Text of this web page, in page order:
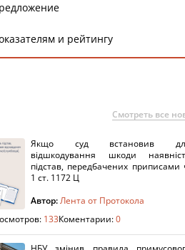
и рейтингу
Смотреть все
Якщо суд встановив
відшкодування шкоди
підстав, передбачених приписами
1 ст. 1172 Ц
Автор:Лента от Протокола
133Коментарии:0